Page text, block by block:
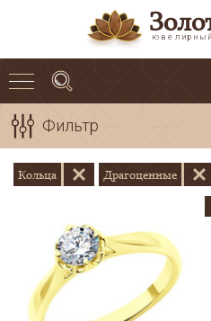
Фильтр
Кольца Драгоценные